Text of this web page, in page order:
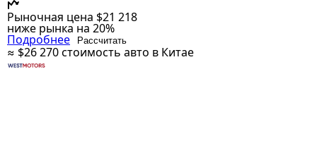
Рыночная цена $21 218
ниже рынка на 20%
Подробнее Рассчитать
≈ $26 270стоимость авто в Китае